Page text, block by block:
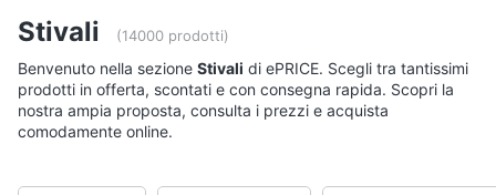
Informatica
Telefonia
Tv
Home
Cappotto
donna
Felpa
donna
Stivali (14000 prodotti)
Benvenuto nella sezione Stivali di ePRICE. Scegli tra tantissimi
prodotti in offerta, scontati e con consegna rapida. Scopri la
nostra ampia proposta, consulta i prezzi e acquista
comodamente online.